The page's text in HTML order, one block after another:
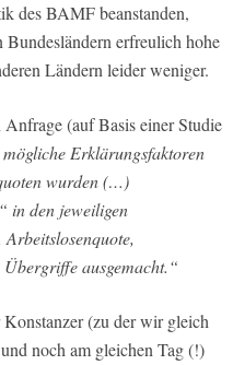
des BAMF beanstanden,
erfreulich hohe
Ländern leider weniger.
(auf Basis einer Studie
Erklärungsfaktoren
wurden (…)
in den jeweiligen
ausgemacht.“
(zu der wir gleich
noch am gleichen Tag (!)